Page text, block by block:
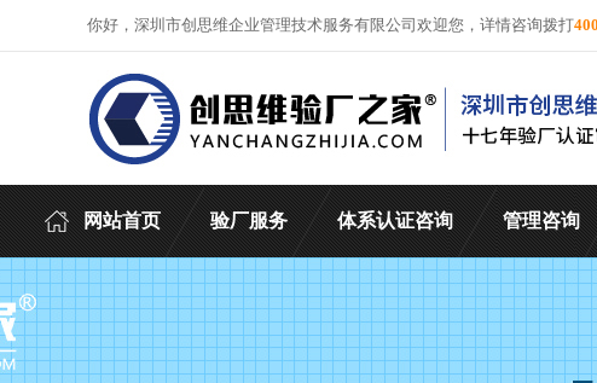
你好，深圳市创思维企业管理技术服务有限公司欢迎您，详情咨询拨打
网站首页 验厂服务 体系认证咨询 管理咨询